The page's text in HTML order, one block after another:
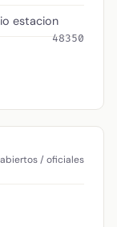
estacion
48350
/ oficiales